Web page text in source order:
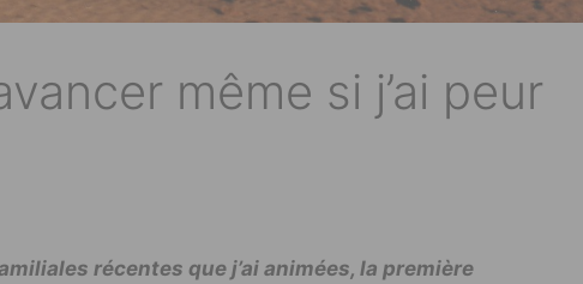
même si j’ai peur
récentes que j’ai animées, la première